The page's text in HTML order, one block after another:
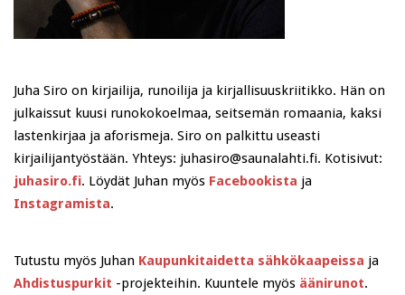
Juha Siro on kirjailija, runoilija ja kirjallisuuskriitikko. Hän on
julkaissut kuusi runokokoelmaa, seitsemän romaania, kaksi
lastenkirjaa ja aforismeja. Siro on palkittu useasti
kirjailijantyöstään. Yhteys: juhasiro@saunalahti.fi. Kotisivut:
juhasiro.fi. Löydät Juhan myös Facebookista ja
Instagramista.
Tutustu myös Juhan Kaupunkitaidetta sähkökaapeissa ja
Ahdistuspurkit -projekteihin. Kuuntele myös äänirunot.